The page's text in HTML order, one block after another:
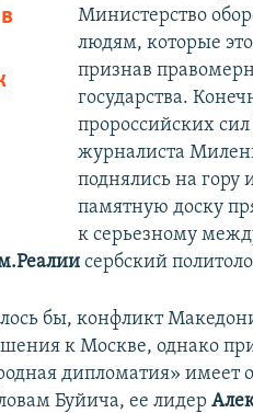
Министерство
людям, которые
признав
государства.
пророссийских
журналиста
поднялись на гору
памятную доску
к серьезному
сербский
бы, конфликт
к Москве, однако
дипломатия» имеет
Буйича, ее лидер